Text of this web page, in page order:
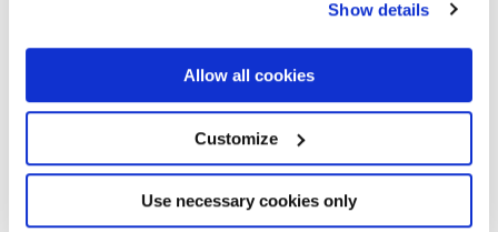
If you allow, we would also like to:
Collect information about your geographical
location which can be accurate to within several
Identify your device by actively scanning it for
specific characteristics (fingerprinting)
Find out more about how your personal data is processed
and set your preferences in thedetails section.
Show details
Allow all cookies
Customize
Use necessary cookies only